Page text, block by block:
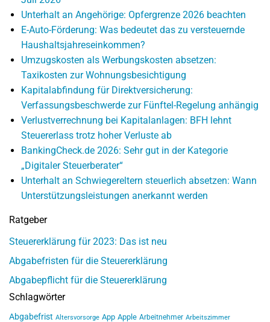
Unterhalt an Angehörige: Opfergrenze 2026 beachten
E-Auto-Förderung: Was bedeutet das zu versteuernde
Haushaltsjahreseinkommen?
Umzugskosten als Werbungskosten absetzen:
Taxikosten zur Wohnungsbesichtigung
Kapitalabfindung für Direktversicherung:
Verfassungsbeschwerde zur Fünftel-Regelung anhängig
Verlustverrechnung bei Kapitalanlagen: BFH lehnt
Steuererlass trotz hoher Verluste ab
BankingCheck.de 2026: Sehr gut in der Kategorie
„Digitaler Steuerberater“
Unterhalt an Schwiegereltern steuerlich absetzen: Wann
Unterstützungsleistungen anerkannt werden
Ratgeber
Steuererklärung für 2023: Das ist neu
Abgabefristen für die Steuererklärung
Abgabepflicht für die Steuererklärung
Schlagwörter
Abgabefrist Altersvorsorge App Apple Arbeitnehmer Arbeitszimmer